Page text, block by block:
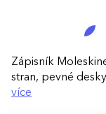
Zápisník
stran, pevné
zavírání.
více